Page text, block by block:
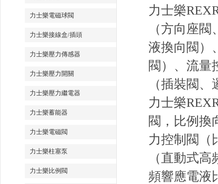
力士樂電磁球閥
力士樂接線盒/插頭
力士樂壓力傳感器
力士樂壓力開關
力士樂壓力繼電器
力士樂蓄能器
力士樂電磁閥
力士樂柱塞泵
力士樂比例閥
力士樂
（方向座
液換向閥）
閥）、流量
（插裝閥
力士樂
閥，比例換
力控制閥（
（直動式
頻響應電液